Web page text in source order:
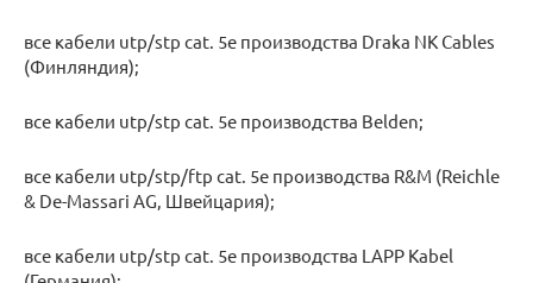
все кабели utp/stp cat. 5e производства Draka NK Cables
(Финляндия);
все кабели utp/stp cat. 5e производства Belden;
все кабели utp/stp/ftp cat. 5e производства R&M (Reichle
& De-Massari AG, Швейцария);
все кабели utp/stp cat. 5e производства LAPP Kabel